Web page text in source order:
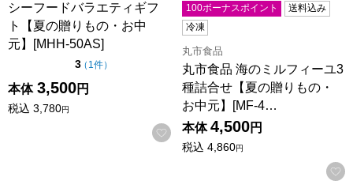
シーフードバラエティギフ
ト【夏の贈りもの・お中
元】[MHH-50AS]
3点（5点満点中）
（ 1件の評価
）
本体 3,500円
税込 3,780円
お気に入りに登録する
100ボーナスポイント
送料込み
冷凍
丸市食品
丸市食品 海のミルフィーユ3
種詰合せ【夏の贈りもの・
お中元】[MF-4…
本体 4,500円
税込 4,860円